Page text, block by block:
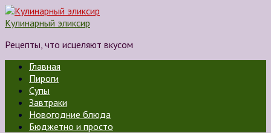
Перейти
к
Кулинарный эликсир
Рецепты, что исцеляют вкусом
Главная
Пироги
Супы
Завтраки
Новогодние блюда
Бюджетно и просто